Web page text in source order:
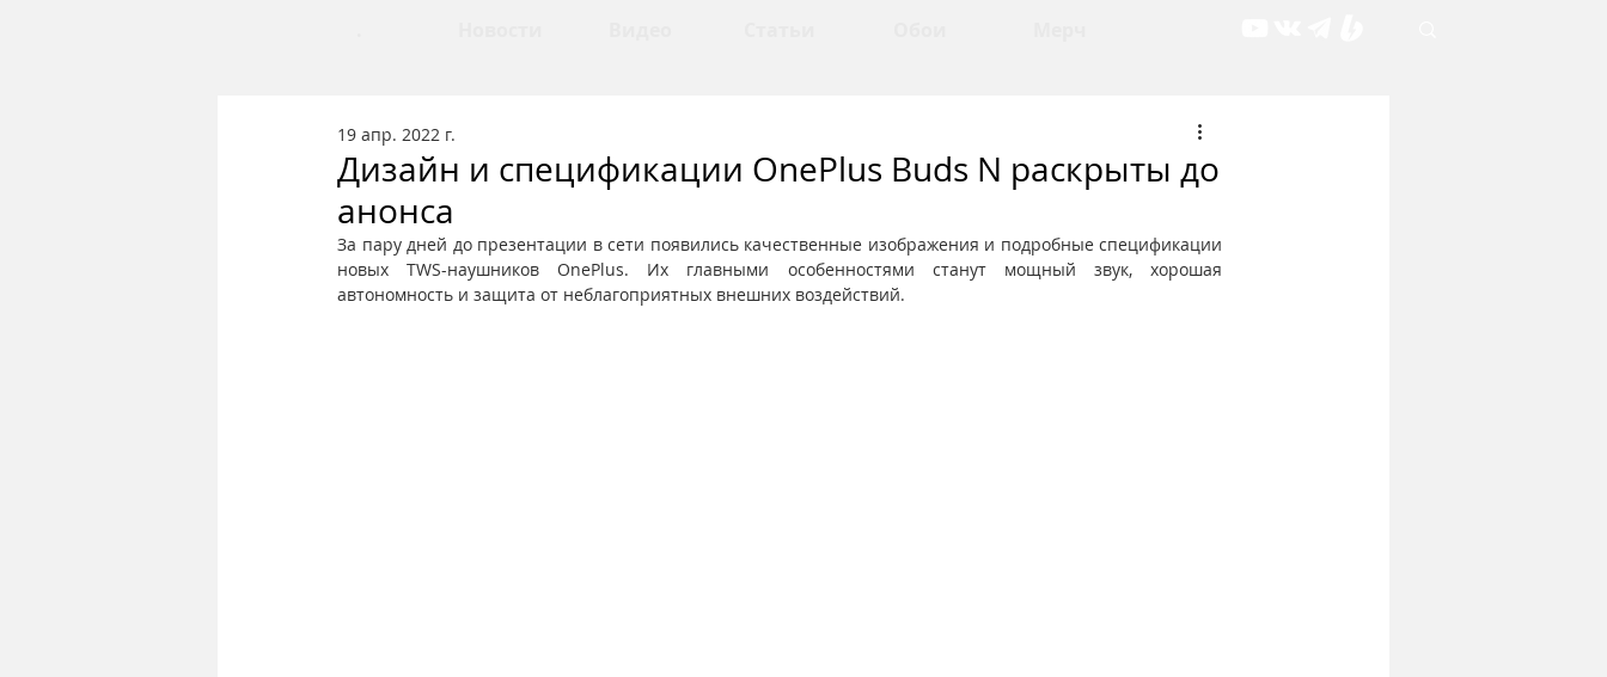
Дизайн и спецификации OnePlus Buds N раскрыты до
анонса
19 апр. 2022 г.
За пару дней до презентации в сети появились качественные изображения и подробные спецификации
новых TWS-наушников OnePlus. Их главными особенностями станут мощный звук, хорошая
автономность и защита от неблагоприятных внешних воздействий.